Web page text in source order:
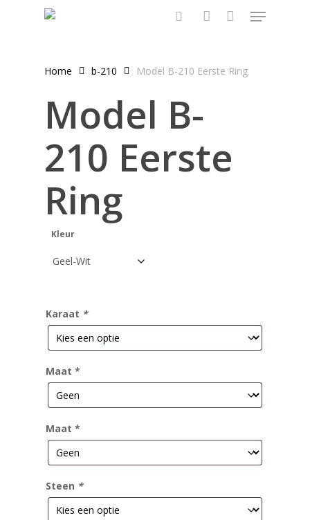
Menu
Home b-210 Model B-210 Eerste Ring
Model B-
210 Eerste
Ring
Kleur
Karaat *
Maat *
Maat *
Steen *